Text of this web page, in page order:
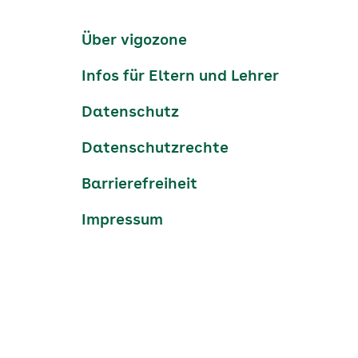
Services-
Über vigozone
Infos für Eltern und Lehrer
Datenschutz
Datenschutzrechte
Barrierefreiheit
Impressum